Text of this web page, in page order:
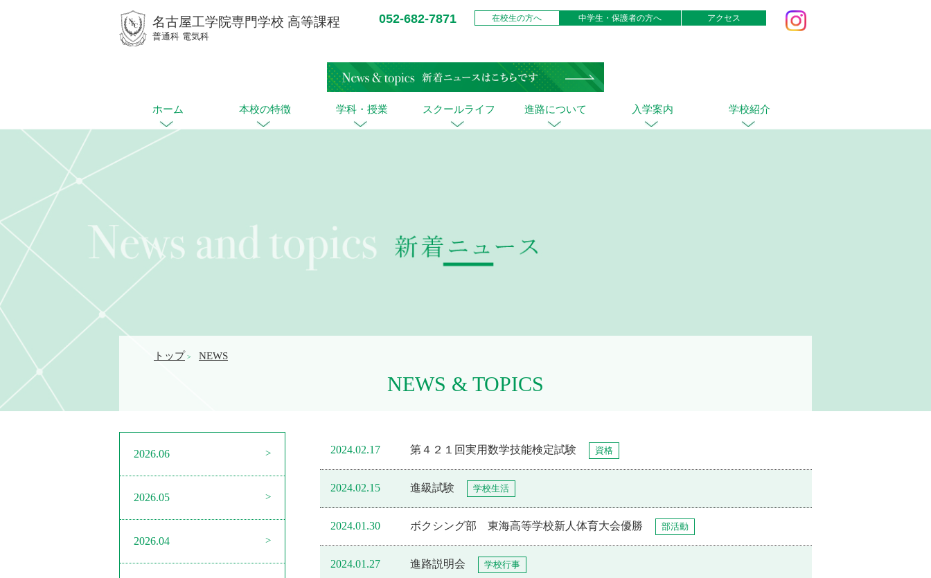
名古屋工学院専門学校 高等課程
普通科 電気科
052-682-7871 在校生の方へ 中学生・保護者の方へ アクセス
ホーム 本校の特徴 学科・授業 スクールライフ 進路について 入学案内 学校紹介
トップ > NEWS
NEWS & TOPICS
2024.02.17 第４２１回実用数学技能検定試験 資格
2024.02.15 進級試験 学校生活
2024.01.30 ボクシング部 東海高等学校新人体育大会優勝 部活動
2024.01.27 進路説明会 学校行事
2026.06
2026.05
2026.04